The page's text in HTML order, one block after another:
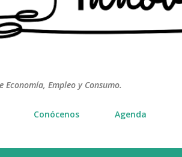
Economía, Empleo y Consumo.
Conócenos Agenda